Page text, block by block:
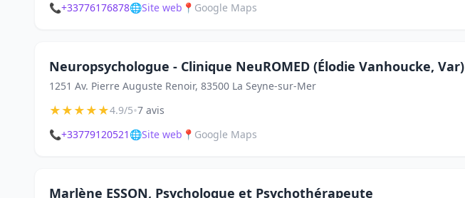
📞+33776176878🌐Site web 📍 Google Maps
Neuropsychologue - Clinique NeuROMED (Élodie Vanhoucke, Var)
1251 Av. Pierre Auguste Renoir, 83500 La Seyne-sur-Mer
★★★★★4.9/5•7 avis
📞+33779120521 🌐Site web 📍 Google Maps
Marlène ESSON, Psychologue et Psychothérapeute